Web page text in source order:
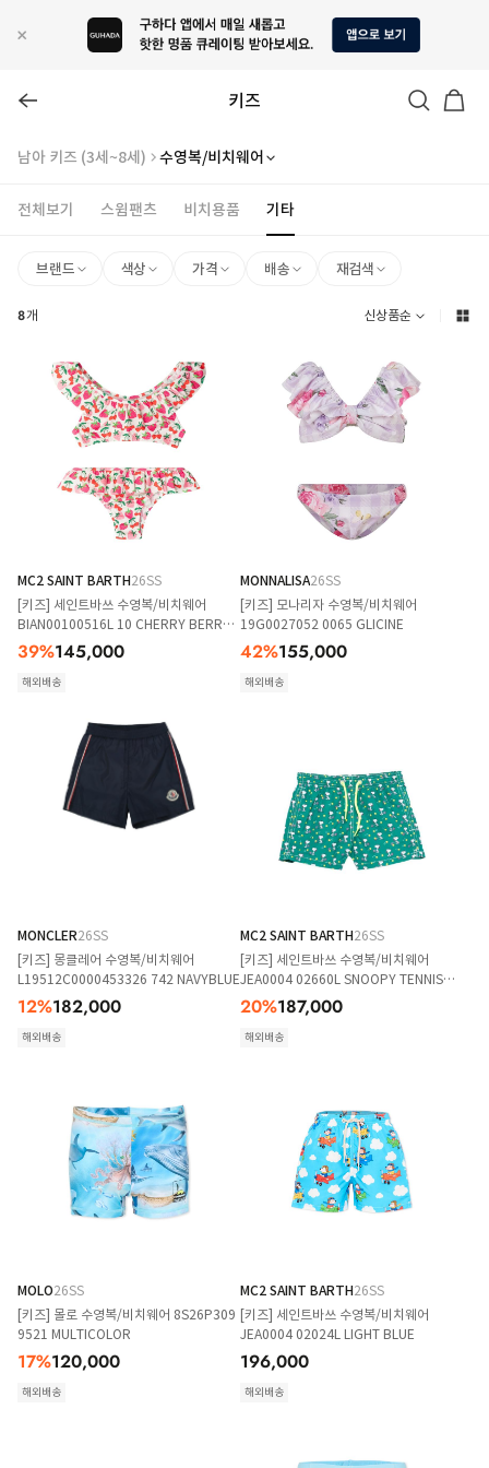
키즈
남아 키즈 (3세~8세) 수영복/비치웨어
전체보기 스윔팬츠 비치용품 기타
브랜드 색상 가격 배송 재검색
8개 신상품순
MC2 SAINT BARTH26SS
[키즈] 세인트바쓰 수영복/비치웨어
BIAN00100516L 10 CHERRY BERRY
10
39%145,000
해외배송
MONNALISA26SS
[키즈] 모나리자 수영복/비치웨어
19G0027052 0065 GLICINE
42%155,000
해외배송
MONCLER26SS
[키즈] 몽클레어 수영복/비치웨어
L19512C0000453326 742 NAVYBLUE
12%182,000
해외배송
MC2 SAINT BARTH26SS
[키즈] 세인트바쓰 수영복/비치웨어
JEA0004 02660L SNOOPY TENNIS
GAME MICRO 51
20%187,000
해외배송
MOLO26SS
[키즈] 몰로 수영복/비치웨어 8S26P309
9521 MULTICOLOR
17%120,000
해외배송
MC2 SAINT BARTH26SS
[키즈] 세인트바쓰 수영복/비치웨어
JEA0004 02024L LIGHT BLUE
196,000
해외배송